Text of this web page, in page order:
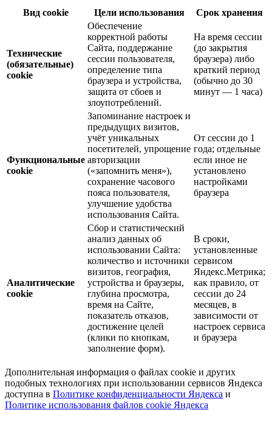
Вид cookie Цели использования Срок хранения
Технические
(обязательные)
cookie
Обеспечение
корректной работы
Сайта, поддержание
сессии пользователя,
определение типа
браузера и устройства,
защита от сбоев и
злоупотреблений.
На время сессии
(до закрытия
браузера) либо
краткий период
(обычно до 30
минут — 1 часа)
Функциональные
cookie
Запоминание настроек и
предыдущих визитов,
учёт уникальных
посетителей, упрощение
авторизации
(«запомнить меня»),
сохранение часового
пояса пользователя,
улучшение удобства
использования Сайта.
От сессии до 1
года; отдельные
если иное не
установлено
настройками
браузера
Аналитические
cookie
Сбор и статистический
анализ данных об
использовании Сайта:
количество и источники
визитов, география,
устройства и браузеры,
глубина просмотра,
время на Сайте,
показатель отказов,
достижение целей
(клики по кнопкам,
заполнение форм).
В сроки,
установленные
сервисом
Яндекс.Метрика;
как правило, от
сессии до 24
месяцев, в
зависимости от
настроек сервиса
и браузера
Дополнительная информация о файлах cookie и других
подобных технологиях при использовании сервисов Яндекса
доступна в Политике конфиденциальности Яндекса и
Политике использования файлов cookie Яндекса